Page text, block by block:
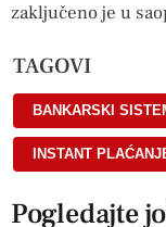
zaključeno je u
TAGOVI
BANKARSKI
INSTANT
Pogledajte